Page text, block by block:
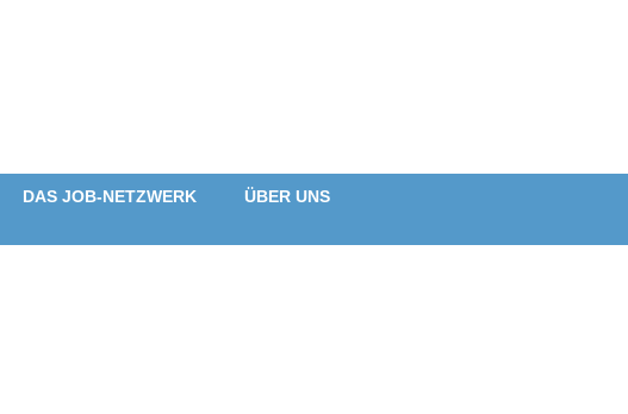
DAS JOB-NETZWERK ÜBER UNS